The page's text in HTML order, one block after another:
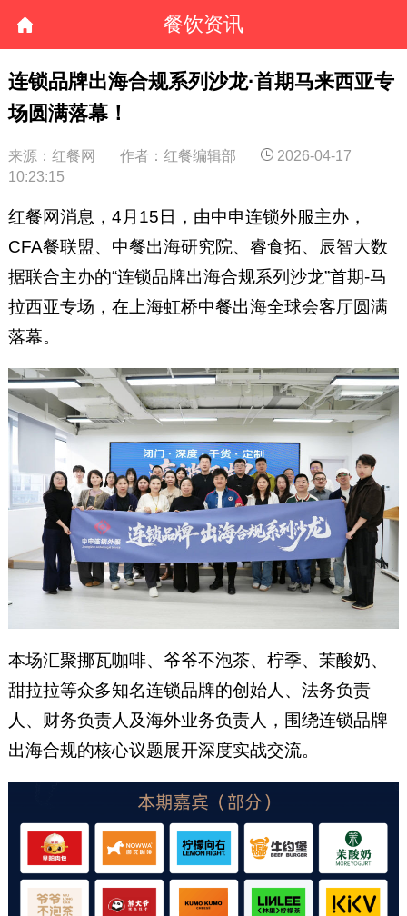
餐饮资讯
连锁品牌出海合规系列沙龙·首期马来西亚专
场圆满落幕！
来源：红餐网 作者：红餐编辑部
2026-04-17
10:23:15
红餐网消息，4月15日，由中申连锁外服主办，
CFA餐联盟、中餐出海研究院、睿食拓、辰智大数
据联合主办的“连锁品牌出海合规系列沙龙”首期-马
拉西亚专场，在上海虹桥中餐出海全球会客厅圆满
落幕。
本场汇聚挪瓦咖啡、爷爷不泡茶、柠季、茉酸奶、
甜拉拉等众多知名连锁品牌的创始人、法务负责
人、财务负责人及海外业务负责人，围绕连锁品牌
出海合规的核心议题展开深度实战交流。